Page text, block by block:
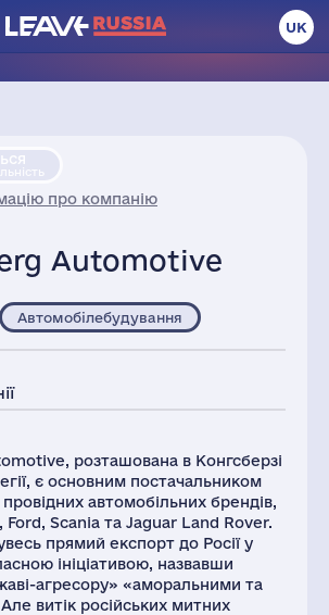
UK
про компанію
Automotive
Автомобілебудування
розташована в Конгсберзі
є основним постачальником
автомобільних брендів,
Ford, Scania та Jaguar Land Rover.
прямий експорт до Росії у
ініціативою, назвавши
агресору» «аморальними та
витік російських митних